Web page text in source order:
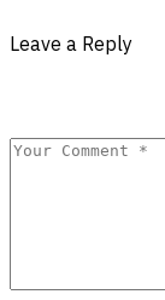
Leave a Reply